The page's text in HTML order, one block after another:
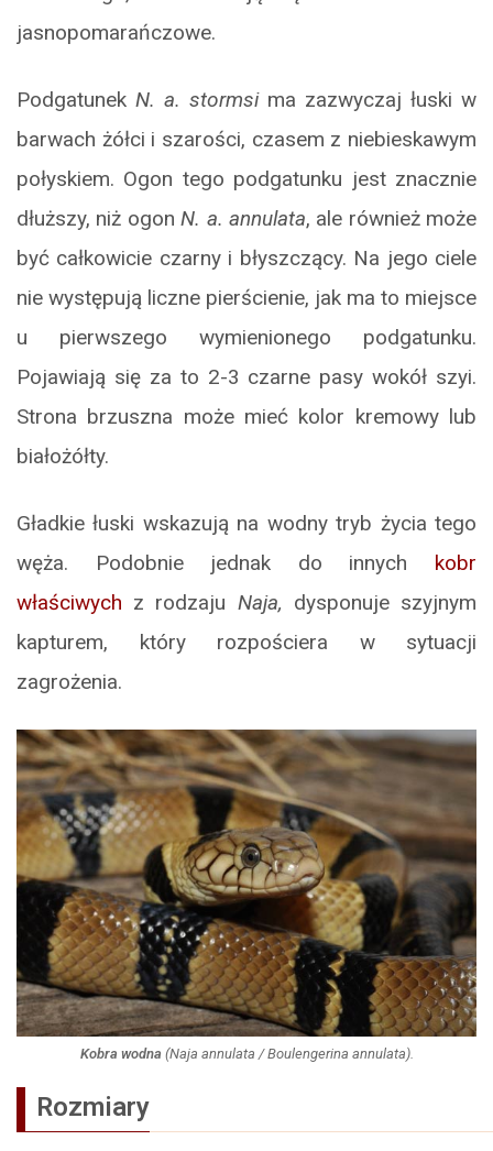
jasnopomarańczowe.
Podgatunek N. a. stormsi ma zazwyczaj łuski w
barwach żółci i szarości, czasem z niebieskawym
połyskiem. Ogon tego podgatunku jest znacznie
dłuższy, niż ogonN. a. annulata, ale również może
być całkowicie czarny i błyszczący. Na jego ciele
nie występują liczne pierścienie, jak ma to miejsce
u pierwszego wymienionego podgatunku.
Pojawiają się za to 2-3 czarne pasy wokół szyi.
Strona brzuszna może mieć kolor kremowy lub
białożółty.
Gładkie łuski wskazują na wodny tryb życia tego
węża. Podobnie jednak do innych kobr
właściwych z rodzaju Naja, dysponuje szyjnym
kapturem, który rozpościera w sytuacji
zagrożenia.
Kobra wodna (Naja annulata /Boulengerina annulata).
Rozmiary